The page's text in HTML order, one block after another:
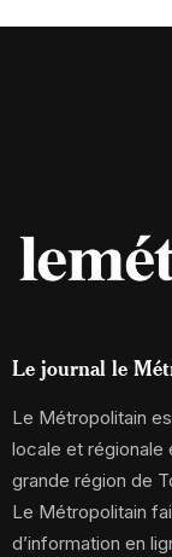
Le journal le
Le Métropolitain
locale et régionale
grande région de
Le Métropolitain
d’information en